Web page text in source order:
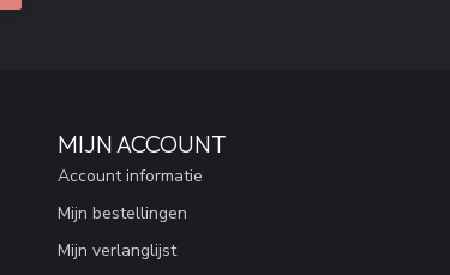
MIJN ACCOUNT
Account informatie
Mijn bestellingen
Mijn verlanglijst